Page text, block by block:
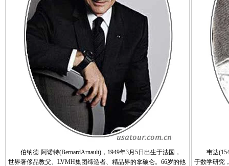
伯纳德·阿诺特(BernardArnault)，1949年3月5日出生于法国，
世界奢侈品教父、LVMH集团缔造者、精品界的拿破仑。66岁的他
韦达
于数学研究